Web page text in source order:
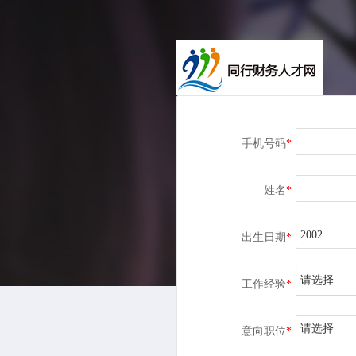
手机号码*
姓名*
出生日期*
工作经验* 请选择
意向职位* 请选择